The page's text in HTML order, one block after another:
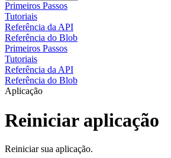
Primeiros Passos
Tutoriais
Referência da API
Referência do Blob
Primeiros Passos
Tutoriais
Referência da API
Referência do Blob
Aplicação
Reiniciar aplicação
Reiniciar sua aplicação.